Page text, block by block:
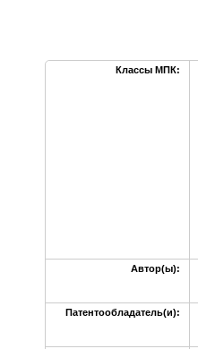
Классы МПК:
Автор(ы):
Патентообладатель(и):